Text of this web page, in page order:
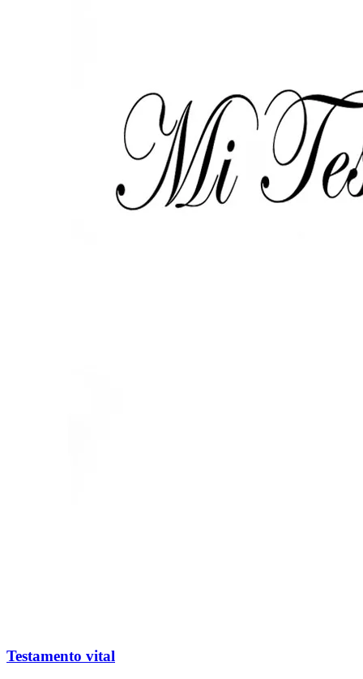
Testamento vital